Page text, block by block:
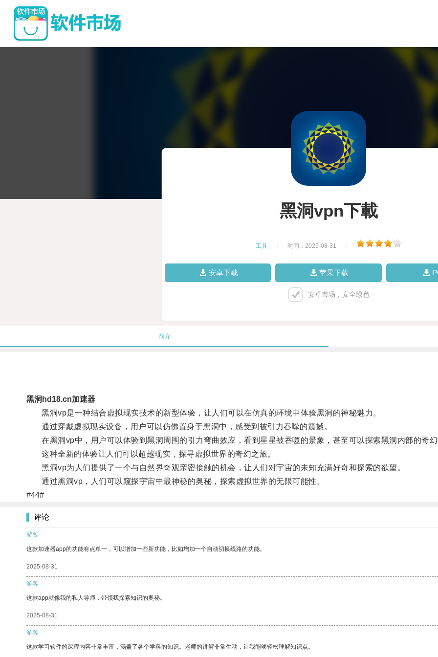
黑洞vpn下載
工具 时间：2025-08-31
安卓下载 苹果下载
安卓市场，安全绿色
简介
黑洞hd18.cn加速器
黑洞vp是一种结合虚拟现实技术的新型体验，让人们可以在仿真的环境中体验黑洞的神秘魅力。
通过穿戴虚拟现实设备，用户可以仿佛置身于黑洞中，感受到被引力吞噬的震撼。
在黑洞vp中，用户可以体验到黑洞周围的引力弯曲效应，看到星星被吞噬的景象，甚至可以探索黑洞内部的奇幻
这种全新的体验让人们可以超越现实，探寻虚拟世界的奇幻之旅。
黑洞vp为人们提供了一个与自然界奇观亲密接触的机会，让人们对宇宙的未知充满好奇和探索的欲望。
通过黑洞vp，人们可以窥探宇宙中最神秘的奥秘，探索虚拟世界的无限可能性。
#44#
评论
游客
这款加速器app的功能有点单一，可以增加一些新功能，比如增加一个自动切换线路的功能。
2025-08-31
游客
这款app就像我的私人导师，带领我探索知识的奥秘。
2025-08-31
游客
这款学习软件的课程内容非常丰富，涵盖了各个学科的知识。老师的讲解非常生动，让我能够轻松理解知识点。